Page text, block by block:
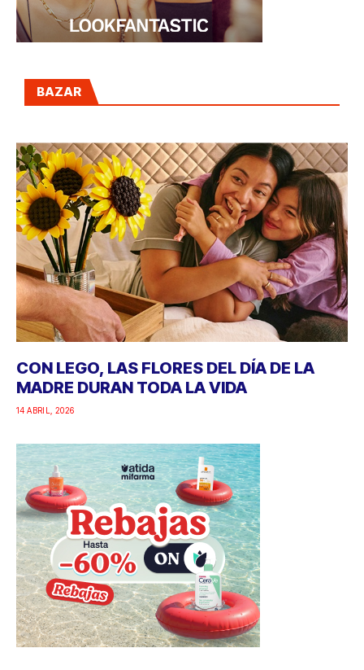
BAZAR
CON LEGO, LAS FLORES DEL DÍA DE LA
MADRE DURAN TODA LA VIDA
14 ABRIL, 2026